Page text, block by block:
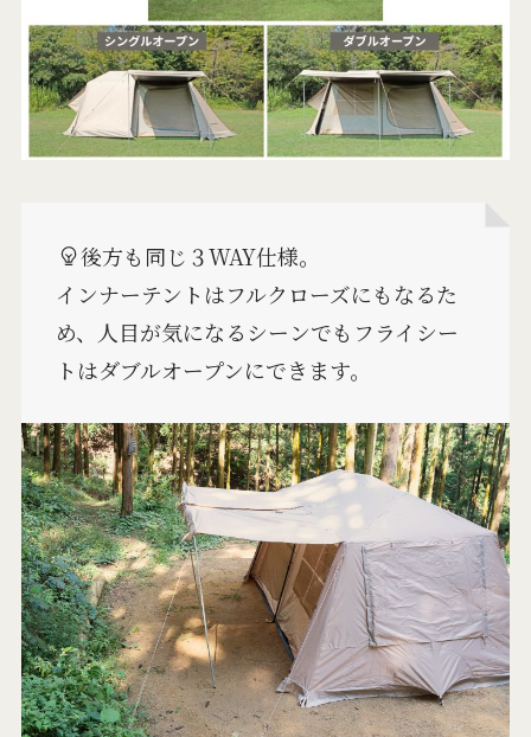
後方も同じ３WAY仕様。
インナーテントはフルクローズにもなるた
め、人目が気になるシーンでもフライシー
トはダブルオープンにできます。